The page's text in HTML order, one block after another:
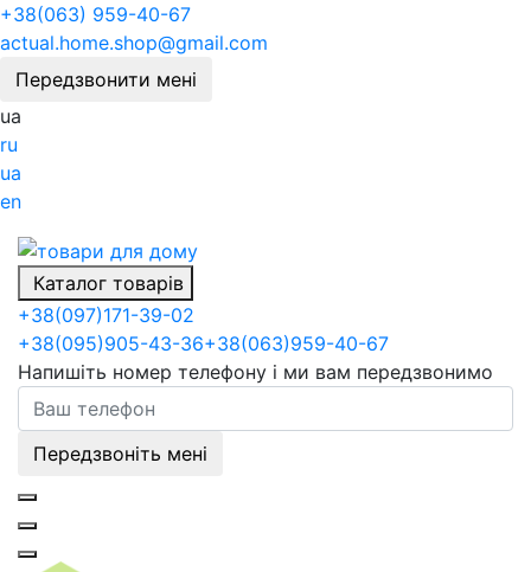
+38(063) 959-40-67
actual.home.shop@gmail.com
Передзвонити мені
ua
ru
ua
en
Каталог товарів
+38(097)171-39-02
+38(095)905-43-36+38(063)959-40-67
Напишіть номер телефону і ми вам передзвонимо
Передзвоніть мені